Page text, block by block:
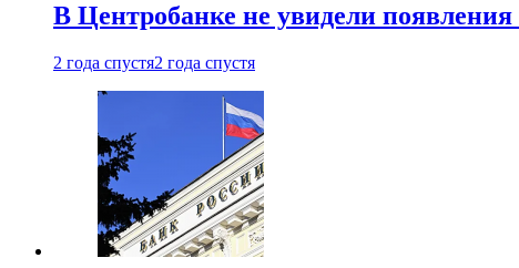
В Центробанке не увидели
2 года спустя2 года спустя